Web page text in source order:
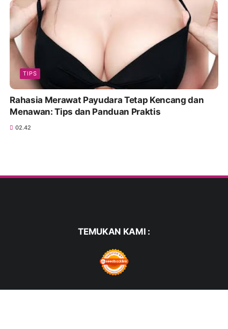
TIPS
Rahasia Merawat Payudara Tetap Kencang dan
Menawan: Tips dan Panduan Praktis
02.42
TEMUKAN KAMI :